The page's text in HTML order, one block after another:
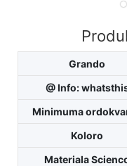
Grando
@ Info:
Minimuma
Koloro
Materiala